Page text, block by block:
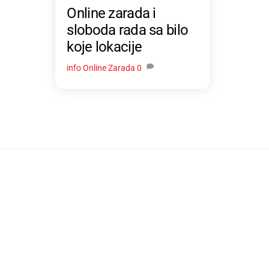
Online zarada i
sloboda rada sa bilo
koje lokacije
info Online Zarada 0